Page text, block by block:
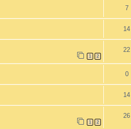
7
14
1 2
22
0
14
1 2
26